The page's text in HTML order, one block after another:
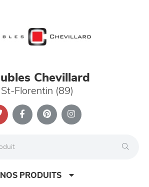
Chevillard
St-Florentin (89)
NOS PRODUITS